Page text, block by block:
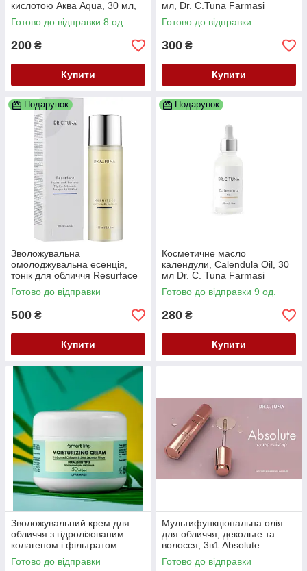
кислотою Аква Aqua, 30 мл,
Dr. C.Tuna Farmasi,
Готово до відправки 8 од.
200 ₴
Купити
мл, Dr. C.Tuna Farmasi
Готово до відправки
300 ₴
Купити
Подарунок
Зволожувальна
омолоджувальна есенція,
тонік для обличчя Resurface
Dr. C. Tuna, 100 мл
Готово до відправки
500 ₴
Купити
Подарунок
Косметичне масло
календули, Calendula Oil, 30
мл Dr. C. Tuna Farmasi
Готово до відправки 9 од.
280 ₴
Купити
Зволожувальний крем для
обличчя з гідролізованим
колагеном і фільтратом
секреції равлика Smart 50 мл
Готово до відправки
Мультифункціональна олія
для обличчя, декольте та
волосся, 3в1 Absolute
Dr.Tuna, 25 мл
Готово до відправки